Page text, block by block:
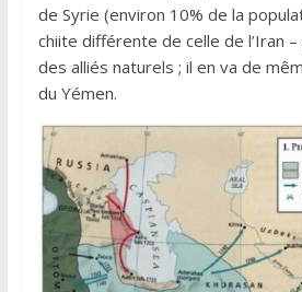
de Syrie (environ 10% de la
chiite différente de celle de l’Iran
des alliés naturels ; il en va de
du Yémen.